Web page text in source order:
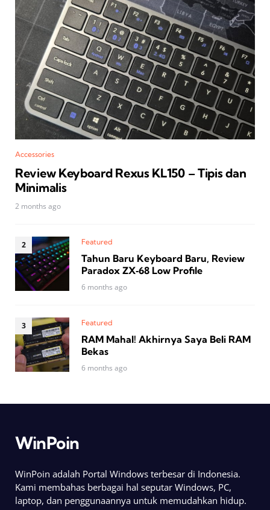
Accessories
Review Keyboard Rexus KL150 – Tipis dan
Minimalis
2 months ago
Featured
Tahun Baru Keyboard Baru, Review
Paradox ZX‑68 Low Profile
6 months ago
Featured
RAM Mahal! Akhirnya Saya Beli RAM
Bekas
6 months ago
WinPoin
WinPoin adalah Portal Windows terbesar di Indonesia.
Kami membahas berbagai hal seputar Windows, PC,
laptop, dan penggunaannya untuk memudahkan hidup.